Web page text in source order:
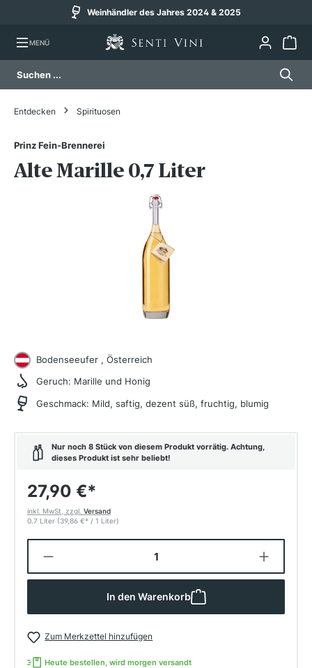
Weinhändler des Jahres 2024 & 2025
MENÜ
Bildergalerie überspringen
Entdecken Spirituosen
Prinz Fein-Brennerei
Alte Marille 0,7 Liter
Bodenseeufer , Österreich
Geruch: Marille und Honig
Geschmack: Mild, saftig, dezent süß, fruchtig, blumig
Nur noch 8 Stück von diesem Produkt vorrätig. Achtung,
dieses Produkt ist sehr beliebt!
27,90 €*
inkl. MwSt, zzgl. Versand
0.7 Liter (39,86 €* / 1 Liter)
Produkt Anzahl: Gib den
In den Warenkorb
Zum Merkzettel hinzufügen
Heute bestellen, wird morgen versandt